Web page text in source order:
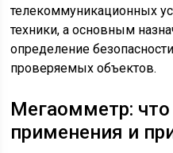
телекоммуникационных
техники, а основным
определение
проверяемых объектов.
Мегаомметр: что
применения и